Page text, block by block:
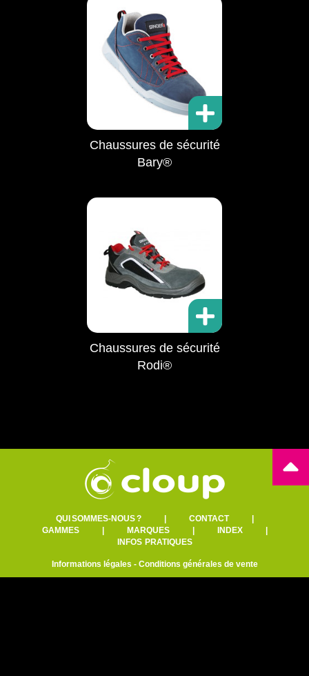
Chaussures de sécurité
Bary®
Chaussures de sécurité
Rodi®
QUI SOMMES-NOUS ?| CONTACT|
GAMMES| MARQUES| INDEX|
INFOS PRATIQUES
Informations légales - Conditions générales de vente